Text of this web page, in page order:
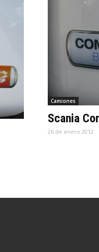
Camiones
Scania
26 de enero 2012